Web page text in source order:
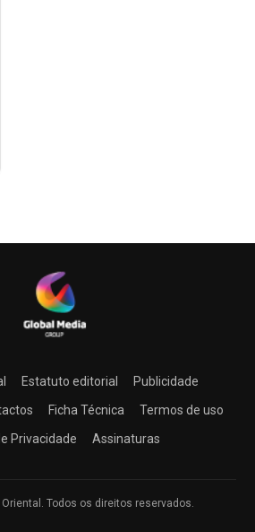
Estatuto editorial
Publicidade
Ficha Técnica
Termos de uso
Privacidade
Assinaturas
Todos os direitos reservados.